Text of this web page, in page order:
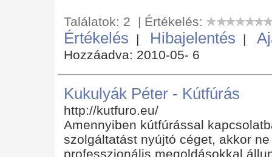
Találatok: 2 | Értékelés:
Értékelés | Hibajelentés |
Hozzáadva: 2010-05- 6
Kukulyák Péter - Kútfúrás
http://kutfuro.eu/
Amennyiben kútfúrással
szolgáltatást nyújtó céget, akkor
professzionális megoldásokkal